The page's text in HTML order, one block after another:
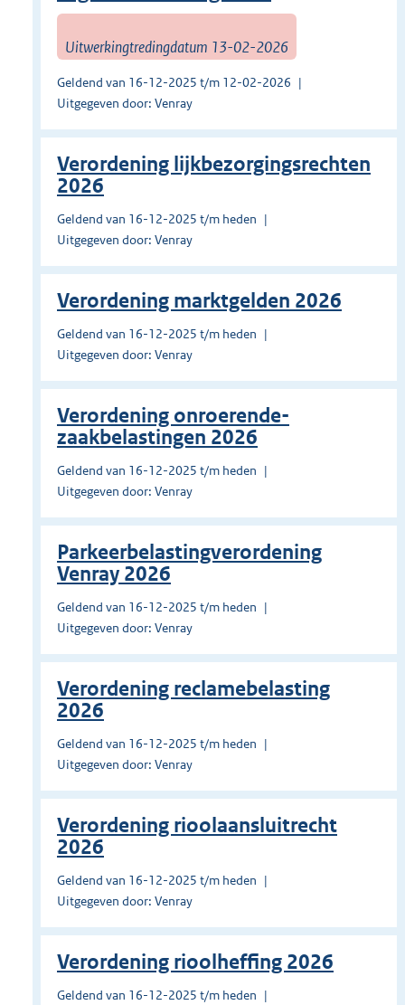
Uitwerkingtredingdatum 13-02-2026
Geldend van 16-12-2025 t/m 12-02-2026
Uitgegeven door: Venray
Verordening lijkbezorgingsrechten
2026
Geldend van 16-12-2025 t/m heden
Uitgegeven door: Venray
Verordening marktgelden 2026
Geldend van 16-12-2025 t/m heden
Uitgegeven door: Venray
Verordening onroerende-
zaakbelastingen 2026
Geldend van 16-12-2025 t/m heden
Uitgegeven door: Venray
Parkeerbelastingverordening
Venray 2026
Geldend van 16-12-2025 t/m heden
Uitgegeven door: Venray
Verordening reclamebelasting
2026
Geldend van 16-12-2025 t/m heden
Uitgegeven door: Venray
Verordening rioolaansluitrecht
2026
Geldend van 16-12-2025 t/m heden
Uitgegeven door: Venray
Verordening rioolheffing 2026
Geldend van 16-12-2025 t/m heden